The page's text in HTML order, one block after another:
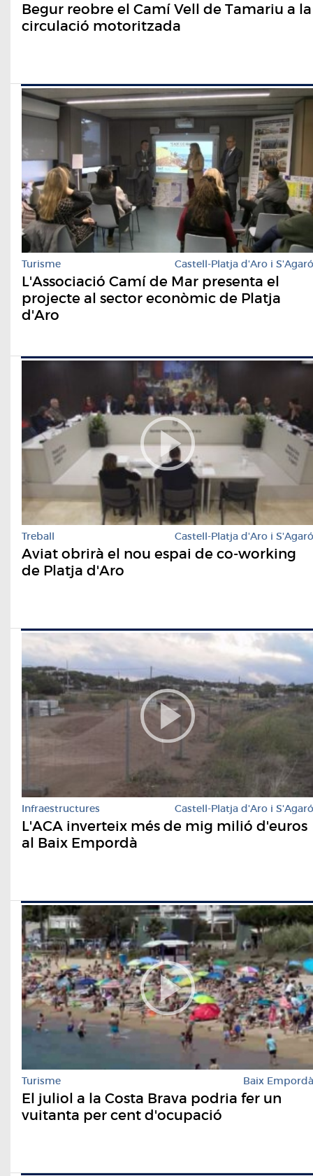
Begur reobre el Camí Vell de Tamariu a la
circulació motoritzada
Turisme Castell-Platja d'Aro i S'Agaró
L'Associació Camí de Mar presenta el
projecte al sector econòmic de Platja
d'Aro
Treball Castell-Platja d'Aro i S'Agaró
Aviat obrirà el nou espai de co-working
de Platja d'Aro
Infraestructures Castell-Platja d'Aro i S'Agaró
L'ACA inverteix més de mig milió d'euros
al Baix Empordà
Turisme Baix Empordà
El juliol a la Costa Brava podria fer un
vuitanta per cent d'ocupació